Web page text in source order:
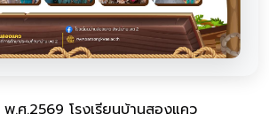
ศ.2569 โรงเรียนบ้านสองแคว